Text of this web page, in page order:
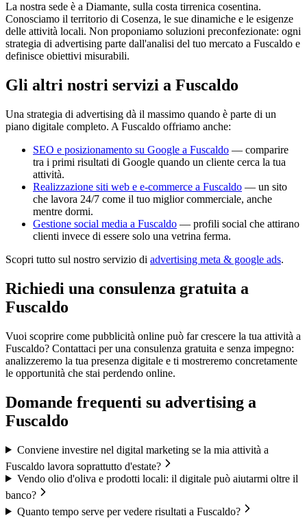
La nostra sede è a Diamante, sulla costa tirrenica cosentina.
Conosciamo il territorio di Cosenza, le sue dinamiche e le esigenze
delle attività locali. Non proponiamo soluzioni preconfezionate: ogni
strategia di advertising parte dall'analisi del tuo mercato a Fuscaldo e
definisce obiettivi misurabili.
Gli altri nostri servizi a Fuscaldo
Una strategia di advertising dà il massimo quando è parte di un
piano digitale completo. A Fuscaldo offriamo anche:
SEO e posizionamento su Google a Fuscaldo — comparire
tra i primi risultati di Google quando un cliente cerca la tua
attività.
Realizzazione siti web e e-commerce a Fuscaldo — un sito
che lavora 24/7 come il tuo miglior commerciale, anche
mentre dormi.
Gestione social media a Fuscaldo — profili social che attirano
clienti invece di essere solo una vetrina ferma.
Scopri tutto sul nostro servizio di advertising meta & google ads.
Richiedi una consulenza gratuita a
Fuscaldo
Vuoi scoprire come pubblicità online può far crescere la tua attività a
Fuscaldo? Contattaci per una consulenza gratuita e senza impegno:
analizzeremo la tua presenza digitale e ti mostreremo concretamente
le opportunità che stai perdendo online.
Domande frequenti su advertising a
Fuscaldo
Conviene investire nel digital marketing se la mia attività a
Fuscaldo lavora soprattutto d'estate?
Vendo olio d'oliva e prodotti locali: il digitale può aiutarmi oltre il
banco?
Quanto tempo serve per vedere risultati a Fuscaldo?